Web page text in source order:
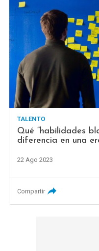
TALENTO
Qué “habilidades
diferencia en una
22 Ago 2023
Compartir